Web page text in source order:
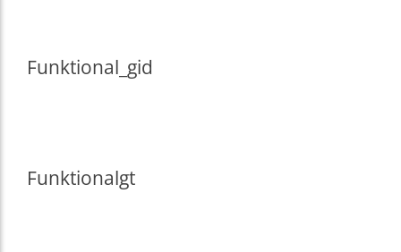
Funktional _gid
Funktionalgt